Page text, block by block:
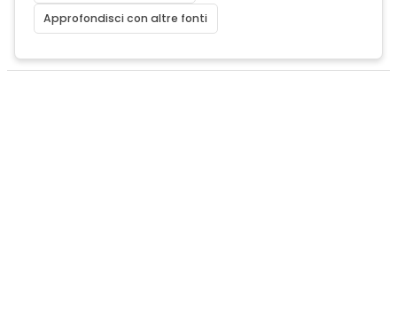
Approfondisci con altre fonti